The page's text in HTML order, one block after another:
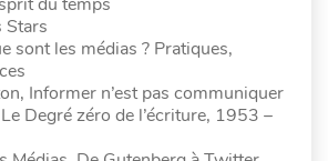
Stars
sont les médias ? Pratiques,
Informer n’est pas communiquer
Degré zéro de l’écriture, 1953 –